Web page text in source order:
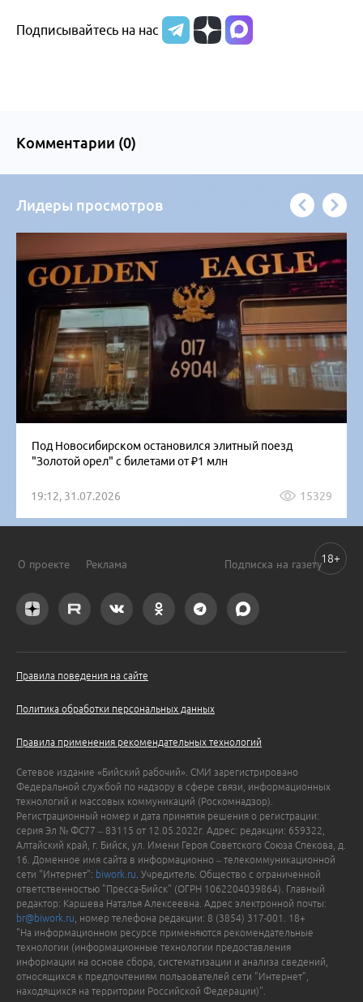
Подписывайтесь на нас
Комментарии (0)
Лидеры просмотров
Под Новосибирском остановился элитный поезд
"Золотой орел" с билетами от ₽1 млн
19:12, 31.07.2026 15329
О проекте Реклама Подписка на газету
Правила поведения на сайте
Политика обработки персональных данных
Правила применения рекомендательных технологий
Сетевое издание «Бийский рабочий». СМИ зарегистрировано
Федеральной службой по надзору в сфере связи, информационных
технологий и массовых коммуникаций (Роскомнадзор).
Регистрационный номер и дата принятия решения о регистрации:
серия Эл № ФС77 – 83115 от 12.05.2022г. Адрес: редакции: 659322,
Алтайский край, г. Бийск, ул. Имени Героя Советского Союза Спекова, д.
16. Доменное имя сайта в информационно – телекоммуникационной
сети "Интернет": biwork.ru . Учредитель: Общество с ограниченной
ответственностью "Пресса-Бийск" (ОГРН 1062204039864). Главный
редактор: Каршева Наталья Алексеевна. Адрес электронной почты:
br@biwork.ru , номер телефона редакции: 8 (3854) 317-001. 18+
"На информационном ресурсе применяются рекомендательные
технологии (информационные технологии предоставления
информации на основе сбора, систематизации и анализа сведений,
относящихся к предпочтениям пользователей сети "Интернет",
находящихся на территории Российской Федерации)".
18+